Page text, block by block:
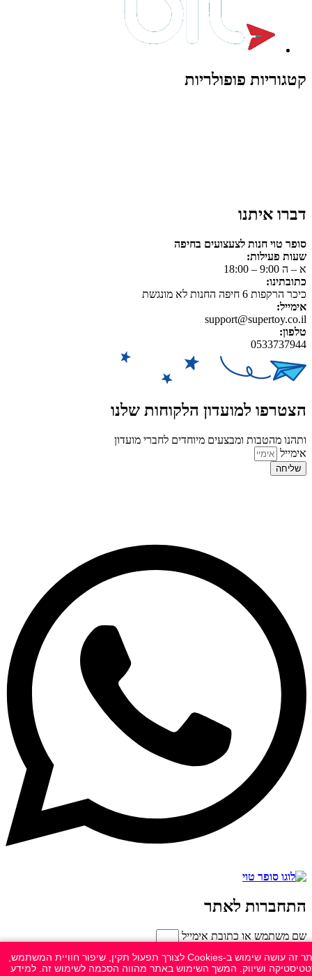
קטגוריות פופולריות
דברו איתנו
סופר טוי חנות לצעצועים בחיפה
שעות פעילות:
א – ה 9:00 – 18:00
כתובתינו:
כיכר הרקפות 6 חיפה החנות לא מונגשת
אימייל:
support@supertoy.co.il
טלפון:
0533737944
הצטרפו למועדון הלקוחות שלנו
ותהנו מהטבות ומבצעים מיוחדים לחברי מועדון
אימייל
שליחה
אתר זה עושה שימוש ב-Cookies לצורך תפעול תקין, שיפור חוויית המשתמש,
ושיווק. המשך השימוש באתר מהווה הסכמה לשימוש זה. למידע
התחברות לאתר
שם משתמש או כתובת אימייל
זכור אותי